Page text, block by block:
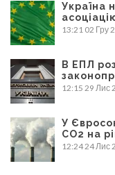
Україна
13:21 02 Гру
В ЕПЛ
12:15 29 Лис
У
CO2 на
12:2424 Лис